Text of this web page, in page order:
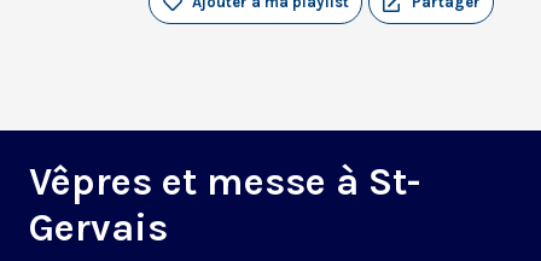
Vêpres et messe à St-
Gervais